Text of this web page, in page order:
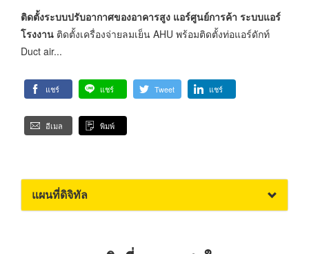
ติดตั้งระบบปรับอากาศของอาคารสูง แอร์ศูนย์การค้า ระบบแอร์
โรงงาน ติดตั้งเครื่องจ่ายลมเย็น AHU พร้อมติดตั้งท่อแอร์ดักท์
Duct air...
แชร์ แชร์ Tweet แชร์
อีเมล พิมพ์
แผนที่ดิจิทัล